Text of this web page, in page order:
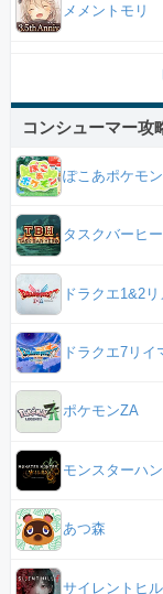
メメントモリ
コンシューマー攻
ぽこあポケモン
タスクバーヒ
ドラクエ1&2リ
ドラクエ7リイ
ポケモンZA
モンスターハ
あつ森
サイレントヒ